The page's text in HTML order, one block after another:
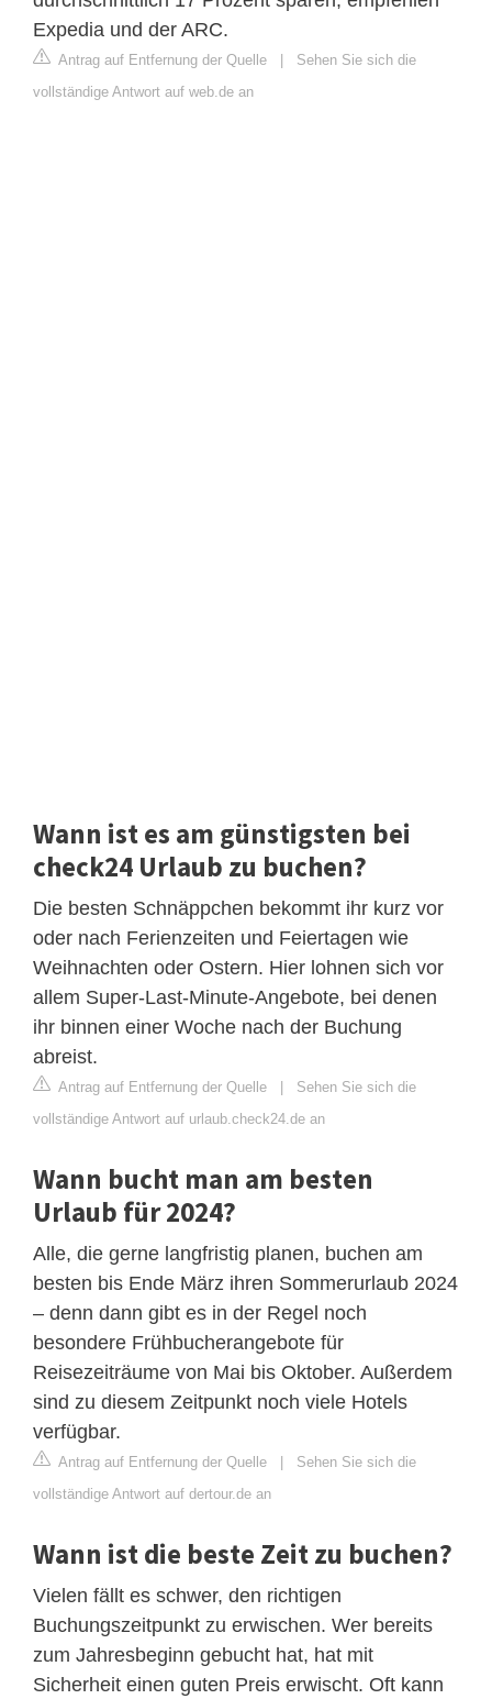
Expedia und der ARC.
Antrag auf Entfernung der Quelle | Sehen Sie sich die
vollständige Antwort auf web.de an
Wann ist es am günstigsten bei
check24 Urlaub zu buchen?
Die besten Schnäppchen bekommt ihr kurz vor
oder nach Ferienzeiten und Feiertagen wie
Weihnachten oder Ostern. Hier lohnen sich vor
allem Super-Last-Minute-Angebote, bei denen
ihr binnen einer Woche nach der Buchung
abreist.
Antrag auf Entfernung der Quelle | Sehen Sie sich die
vollständige Antwort auf urlaub.check24.de an
Wann bucht man am besten
Urlaub für 2024?
Alle, die gerne langfristig planen, buchen am
besten bis Ende März ihren Sommerurlaub 2024
– denn dann gibt es in der Regel noch
besondere Frühbucherangebote für
Reisezeiträume von Mai bis Oktober. Außerdem
sind zu diesem Zeitpunkt noch viele Hotels
verfügbar.
Antrag auf Entfernung der Quelle | Sehen Sie sich die
vollständige Antwort auf dertour.de an
Wann ist die beste Zeit zu buchen?
Vielen fällt es schwer, den richtigen
Buchungszeitpunkt zu erwischen. Wer bereits
zum Jahresbeginn gebucht hat, hat mit
Sicherheit einen guten Preis erwischt. Oft kann